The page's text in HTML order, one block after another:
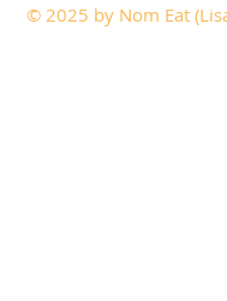
© 2025 by Nom Eat